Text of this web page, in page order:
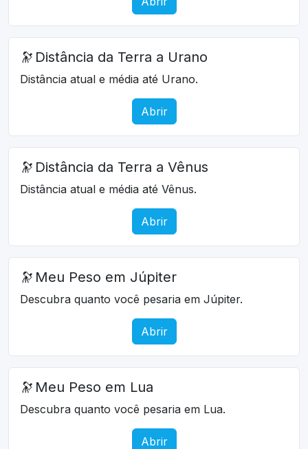
🔭 Distância da Terra a Urano
Distância atual e média até Urano.
Abrir
🔭 Distância da Terra a Vênus
Distância atual e média até Vênus.
Abrir
🔭 Meu Peso em Júpiter
Descubra quanto você pesaria em Júpiter.
Abrir
🔭 Meu Peso em Lua
Descubra quanto você pesaria em Lua.
Abrir